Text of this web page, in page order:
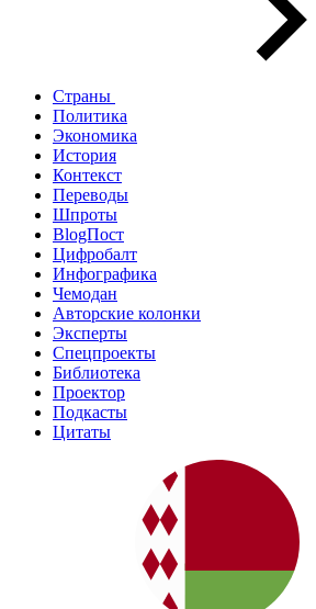
Страны
Политика
Экономика
История
Контекст
Переводы
Шпроты
BlogПост
Цифробалт
Инфографика
Чемодан
Авторские колонки
Эксперты
Спецпроекты
Библиотека
Проектор
Подкасты
Цитаты